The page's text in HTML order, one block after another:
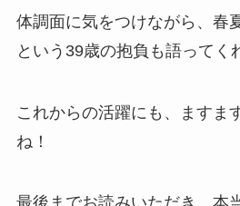
体調面に気をつけながら、春
という39歳の抱負も語ってく
これからの活躍にも、ますま
ね！